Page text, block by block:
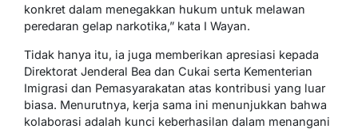
konkret dalam menegakkan hukum untuk melawan
peredaran gelap narkotika,” kata I Wayan.
Tidak hanya itu, ia juga memberikan apresiasi kepada
Direktorat Jenderal Bea dan Cukai serta Kementerian
Imigrasi dan Pemasyarakatan atas kontribusi yang luar
biasa. Menurutnya, kerja sama ini menunjukkan bahwa
kolaborasi adalah kunci keberhasilan dalam menangani